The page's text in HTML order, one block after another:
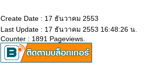
Create Date : 17 ธันวาคม 2553
Last Update : 17 ธันวาคม 2553 16:48:26 น.
Counter : 1891 Pageviews.